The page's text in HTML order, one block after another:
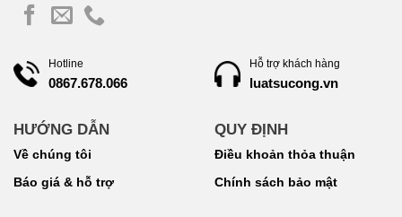
Hotline
0867.678.066
HƯỚNG DẪN
Về chúng tôi
Báo giá & hỗ trợ
Hỗ trợ khách hàng
luatsucong.vn
QUY ĐỊNH
Điều khoản thỏa thuận
Chính sách bảo mật